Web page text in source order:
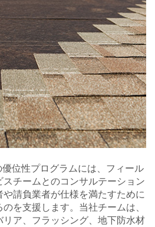
位性プログラムには、フィール
スチームとのコンサルテーション
請負業者が仕様を満たすために
を支援します。当社チームは、
ア、フラッシング、地下防水材